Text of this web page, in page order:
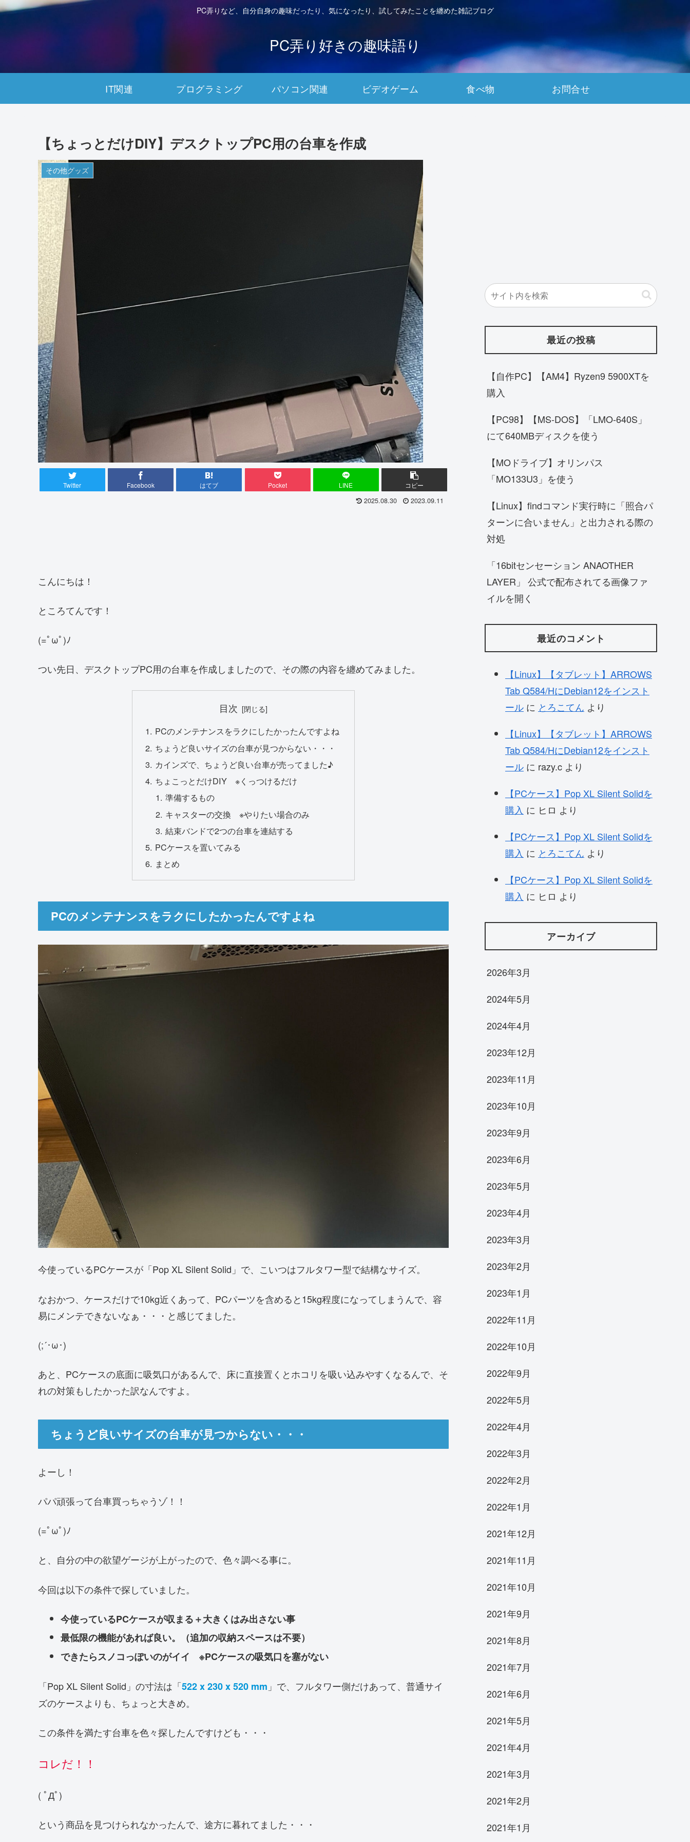
PC弄りなど、自分自身の趣味だったり、気になったり、試してみたことを纏めた雑記ブログ
PC弄り好きの趣味語り
IT関連 プログラミング パソコン関連 ビデオゲーム 食べ物 お問合せ
【ちょっとだけDIY】デスクトップPC用の台車を作成
その他グッズ
Twitter Facebook はてブ Pocket LINE コピー
2025.08.30 2023.09.11
こんにちは！
ところてんです！
(=ﾟωﾟ)ﾉ
つい先日、デスクトップPC用の台車を作成しましたので、その際の内容を纏めてみました。
目次
PCのメンテナンスをラクにしたかったんですよね
ちょうど良いサイズの台車が見つからない・・・
カインズで、ちょうど良い台車が売ってました♪
ちょこっとだけDIY ※くっつけるだけ
準備するもの
キャスターの交換 ※やりたい場合のみ
結束バンドで2つの台車を連結する
PCケースを置いてみる
まとめ
PCのメンテナンスをラクにしたかったんですよね
今使っているPCケースが「Pop XL Silent Solid」で、こいつはフルタワー型で結構なサイズ。
なおかつ、ケースだけで10kg近くあって、PCパーツを含めると15kg程度になってしまうんで、容
易にメンテできないなぁ・・・と感じてました。
(;´･ω･)
あと、PCケースの底面に吸気口があるんで、床に直接置くとホコリを吸い込みやすくなるんで、そ
れの対策もしたかった訳なんですよ。
ちょうど良いサイズの台車が見つからない・・・
よーし！
パパ頑張って台車買っちゃうゾ！！
(=ﾟωﾟ)ﾉ
と、自分の中の欲望ゲージが上がったので、色々調べる事に。
今回は以下の条件で探していました。
今使っているPCケースが収まる＋大きくはみ出さない事
最低限の機能があれば良い。（追加の収納スペースは不要）
できたらスノコっぽいのがイイ ※PCケースの吸気口を塞がない
「Pop XL Silent Solid」の寸法は「522 x 230 x 520 mm 」で、フルタワー側だけあって、普通サイ
ズのケースよりも、ちょっと大きめ。
この条件を満たす台車を色々探したんですけども・・・
コレだ！！
( ﾟДﾟ)
という商品を見つけられなかったんで、途方に暮れてました・・・
最近の投稿
【自作PC】【AM4】Ryzen9 5900XTを
購入
【PC98】【MS-DOS】「LMO-640S」
にて640MBディスクを使う
【MOドライブ】オリンパス
「MO133U3」を使う
【Linux】findコマンド実行時に「照合パ
ターンに合いません」と出力される際の
対処
「16bitセンセーション ANAOTHER
LAYER」 公式で配布されてる画像ファ
イルを開く
最近のコメント
【Linux】【タブレット】ARROWS
Tab Q584/HにDebian12をインスト
ール に とろこてん より
【Linux】【タブレット】ARROWS
Tab Q584/HにDebian12をインスト
ール に razy.c より
【PCケース】Pop XL Silent Solidを
購入 に ヒロ より
【PCケース】Pop XL Silent Solidを
購入 に とろこてん より
【PCケース】Pop XL Silent Solidを
購入 に ヒロ より
アーカイブ
2026年3月
2024年5月
2024年4月
2023年12月
2023年11月
2023年10月
2023年9月
2023年6月
2023年5月
2023年4月
2023年3月
2023年2月
2023年1月
2022年11月
2022年10月
2022年9月
2022年5月
2022年4月
2022年3月
2022年2月
2022年1月
2021年12月
2021年11月
2021年10月
2021年9月
2021年8月
2021年7月
2021年6月
2021年5月
2021年4月
2021年3月
2021年2月
2021年1月